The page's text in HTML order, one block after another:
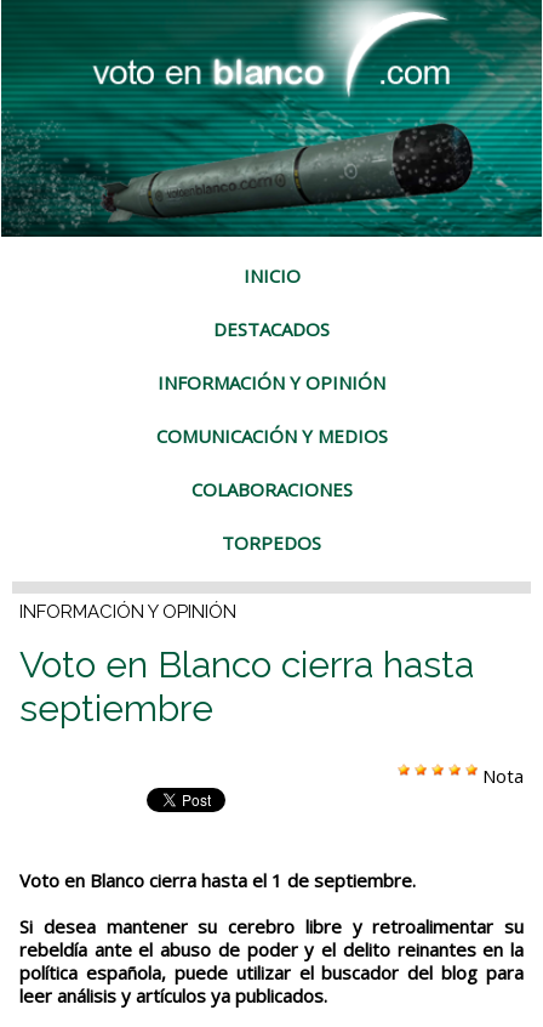
INICIO
DESTACADOS
INFORMACIÓN Y OPINIÓN
COMUNICACIÓN Y MEDIOS
COLABORACIONES
TORPEDOS
INFORMACIÓN Y OPINIÓN
Voto en Blanco cierra hasta
septiembre
Nota
Voto en Blanco cierra hasta el 1 de septiembre.
Si desea mantener su cerebro libre y retroalimentar su
rebeldía ante el abuso de poder y el delito reinantes en la
política española, puede utilizar el buscador del blog para
leer análisis y artículos ya publicados.